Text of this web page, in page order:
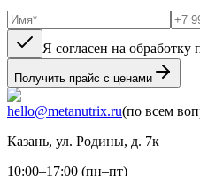
Я согласен на
Получить прайс с ценами
hello@metanutrix.ru(по всем
Казань, ул. Родины, д. 7к
10:00–17:00 (пн–пт)